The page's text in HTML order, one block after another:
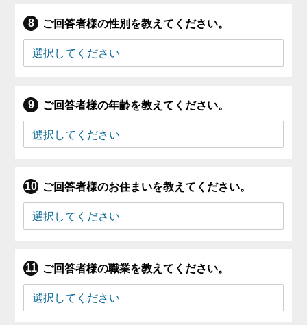
ご回答者様の性別を教えてください。
ご回答者様の年齢を教えてください。
ご回答者様のお住まいを教えてください。
ご回答者様の職業を教えてください。